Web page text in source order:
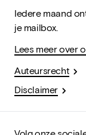
Iedere maand
je mailbox.
Lees meer over
Auteursrecht
Disclaimer